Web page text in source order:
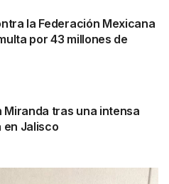
la Federación Mexicana
por 43 millones de
Miranda tras una intensa
en Jalisco